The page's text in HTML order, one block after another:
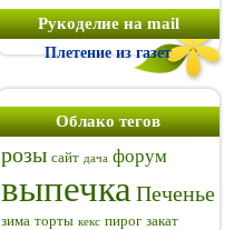
Рукоделие на mail
Плетение из газет
Облако тегов
розы сайт дача форум
выпечка Печенье
зима торты кекс пирог закат